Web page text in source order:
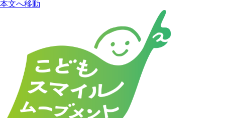
本文へ移動